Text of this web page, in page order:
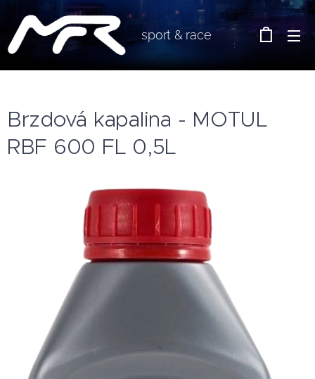
sport & race
Brzdová kapalina - MOTUL
RBF 600 FL 0,5L